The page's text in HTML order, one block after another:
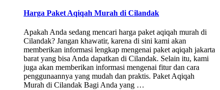
Harga Paket Aqiqah Murah di Cilandak
Apakah Anda sedang mencari harga paket aqiqah murah di
Cilandak? Jangan khawatir, karena di sini kami akan
memberikan informasi lengkap mengenai paket aqiqah jakarta
barat yang bisa Anda dapatkan di Cilandak. Selain itu, kami
juga akan memberikan informasi mengenai fitur dan cara
penggunaannya yang mudah dan praktis. Paket Aqiqah
Murah di Cilandak Bagi Anda yang …